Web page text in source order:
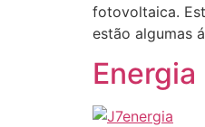
fotovoltaica.
estão algumas
Energia